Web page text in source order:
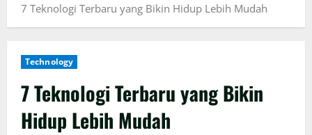
7 Teknologi Terbaru yang Bikin Hidup Lebih Mudah
Technology
7 Teknologi Terbaru yang Bikin
Hidup Lebih Mudah